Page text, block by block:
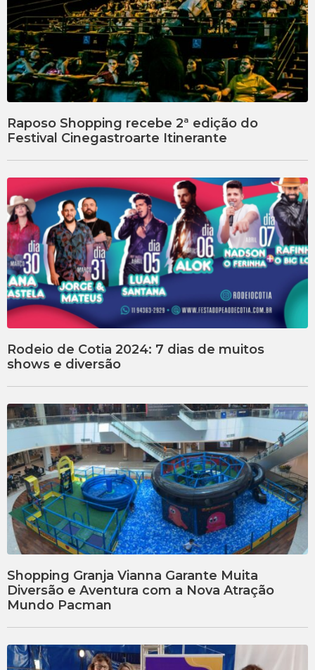
Raposo Shopping recebe 2ª edição do
Festival Cinegastroarte Itinerante
Rodeio de Cotia 2024: 7 dias de muitos
shows e diversão
Shopping Granja Vianna Garante Muita
Diversão e Aventura com a Nova Atração
Mundo Pacman